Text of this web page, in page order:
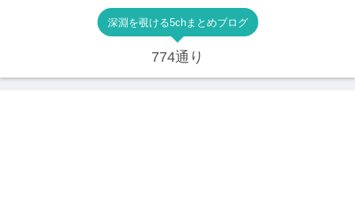
深淵を覗ける5chまとめブログ
774通り